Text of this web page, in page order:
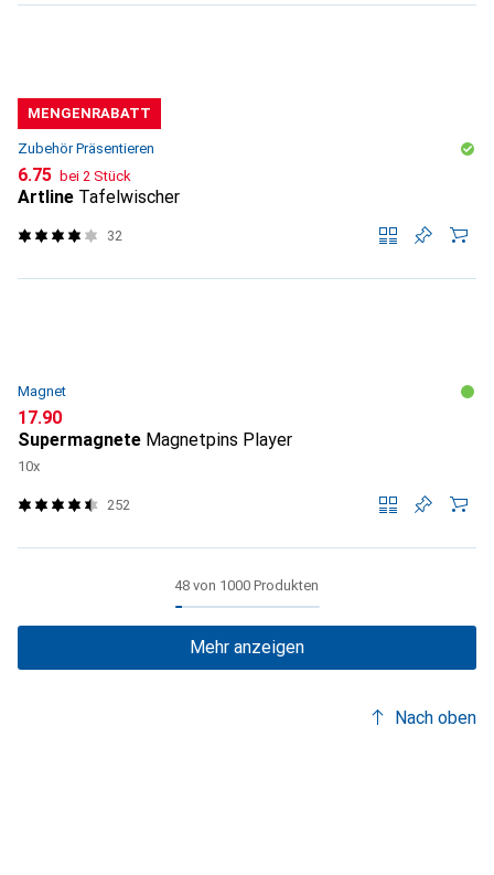
MENGENRABATT
Zubehör Präsentieren
CHF
6.75 bei 2 Stück
Artline Tafelwischer
32
Magnet
CHF
17.90
Supermagnete Magnetpins Player
10x
252
48 von 1000 Produkten
Mehr anzeigen
Nach oben